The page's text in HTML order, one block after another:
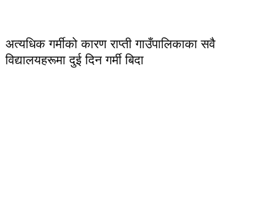
अत्यधिक गर्मीको कारण राप्ती गाउँपालिकाका सवै
विद्यालयहरूमा दुई दिन गर्मी बिदा